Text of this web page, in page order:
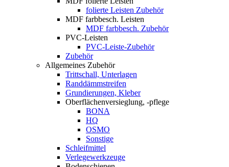
folierte Leisten Zubehör
MDF farbbesch. Leisten
MDF farbbesch. Zubehör
PVC-Leisten
PVC-Leiste-Zubehör
Zubehör
Allgemeines Zubehör
Trittschall, Unterlagen
Randdämmstreifen
Grundierungen, Kleber
Oberflächenversieglung, -pflege
BONA
HQ
OSMO
Sonstige
Schleifmittel
Verlegewerkzeuge